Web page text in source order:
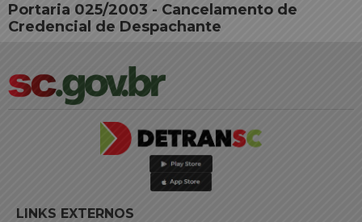
Portaria 025/2003 - Cancelamento de
Credencial de Despachante
LINKS EXTERNOS